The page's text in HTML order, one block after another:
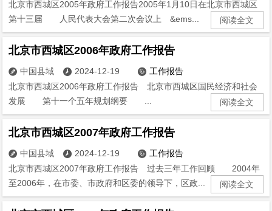
北京市西城区2005年政府工作报告2005年1月10日在北京市西城区
第十三届 人民代表大会第二次会议上 &ems...
阅读全文
北京市西城区2006年政府工作报告
 中国县域  2024-12-19  工作报告
北京市西城区2006年政府工作报告 北京市西城区国民经济和社会
发展 第十一个五年规划纲要 ...
阅读全文
北京市西城区2007年政府工作报告
 中国县域  2024-12-19  工作报告
北京市西城区2007年政府工作报告 过去三年工作回顾 2004年
至2006年，在市委、市政府和区委的领导下，区政...
阅读全文